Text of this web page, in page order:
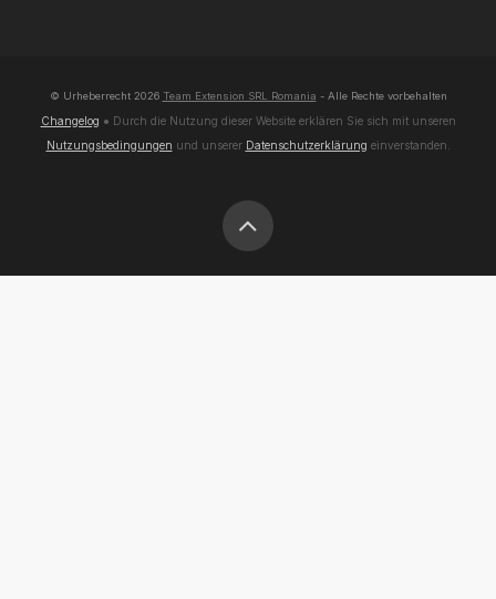
© Urheberrecht 2026 Team Extension SRL Romania - Alle Rechte vorbehalten
Changelog ● Durch die Nutzung dieser Website erklären Sie sich mit unseren
Nutzungsbedingungen und unserer Datenschutzerklärung einverstanden.